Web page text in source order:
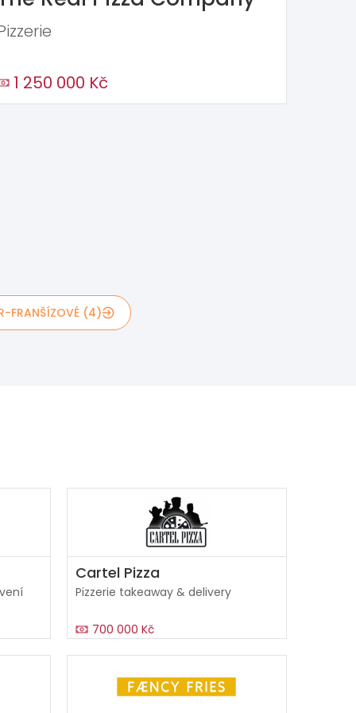
1 250 000 Kč
FRANŠÍZOVÉ (4)
Cartel Pizza
Pizzerie takeaway & delivery
700 000 Kč